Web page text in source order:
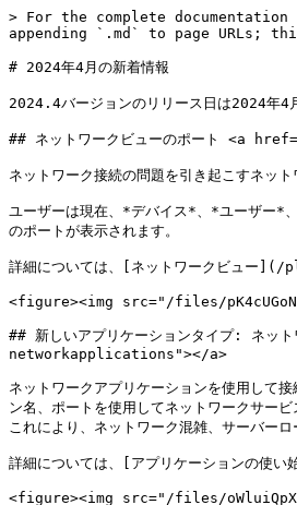
> For the complete documentation index, see [llms.txt](https://docs.nexthink.com/platform/llms.txt). Markdown versions of documentation pages are available by appending `.md` to page URLs; this page is available as [Markdown](https://docs.nexthink.com/platform/ja/whats-new/whats-new-2024/whats-new-2024.4.md).

# 2024年4月の新着情報

2024.4バージョンのリリース日は2024年4月29日です。リリースノートは[拡張ドキュメント](https://edocs.nexthink.com/ja/nexthink-infinity/infinity-release-notes)ウェブサイトでご覧ください。

## ネットワークビューのポート <a href="#whatsnew2024.4-portsinnetworkview" id="whatsnew2024.4-portsinnetworkview"></a>

ネットワーク接続の問題を引き起こすネットワークポートを迅速にトラブルシューティングし、どのステークホルダーチームが接続問題を解決する必要があるのか理解するのに役立ちます。

ユーザーは現在、*デバイス*、*ユーザー*、*バイナリ*、\_目的地\_の既存のカラムの隣に新しい\_ポート\_カラムを表示するオプションを選択できます。 \_ポート\_カラムが表示されると、選択したメトリックの上位20のポートが表示されます。

詳細については、[ネットワークビュー](/platform/ja/user-guide/network-view.md)のドキュメントを参照してください。

<figure><img src="/files/pK4cUGoNQq666hP8Sduu" alt="image-2024-4-19_14-32-3.png" width="760"><figcaption></figcaption></figure>

## 新しいアプリケーションタイプ: ネットワークアプリケーション <a href="#whatsnew2024.4-newapplicationtype-networkapplications" id="whatsnew2024.4-newapplicationtype-networkapplications"></a>

ネットワークアプリケーションを使用して接続問題を迅速に検出し、解決することで、アウトジーズを削減し、スムーズなネットワークサービス運用を確保します。 この新しいアプリケーションタイプは、IPアドレス、ドメイン名、ポートを使用してネットワークサービスを構成するのをサポートします。 アプリケーションモジュールで利用でき、重要な接続性メトリックを示す専用のネットワークビューおよび伴うダッシュボードが提供されます。これにより、ネットワーク混雑、サーバーロード、および誤った構成などの接続問題が明らかになります。

詳細については、[アプリケーションの使い始め方](/platform/ja/user-guide/applications/getting-started-with-applications.md)ドキュメントを参照してください。

<figure><img src="/files/oWluiQpX8HiUk98rvzQD" alt="image-2024-4-17_15-24-41.png" width="760"><figcaption></figcaption></figure>

## 拡張アプリケーションライセンス <a href="#whatsnew2024.4-expandedapplicationlicensing" id="whatsnew2024.4-expandedapplicationlicensing"></a>

職場体験ライセンスで200件まで設定可能なデスクトップまたはネットワークアプリケーションを管理してください。

新しく導入されたWebアプリケーションパッケージでアプリケーションエクスペリエンスライセンスを拡張し、100のウェブアプリケーションのセットを追加設定可能です。

詳しくは、[Nexthink Infinity のデフォルトしきい値の概要](https://edocs.nexthink.com/ja/nexthink-infinity/infinity-specifications/nexthink-infinity-default-thresholds-overview)ドキュメントをご覧ください。

## Amplifyはインストール済みのパッケージ